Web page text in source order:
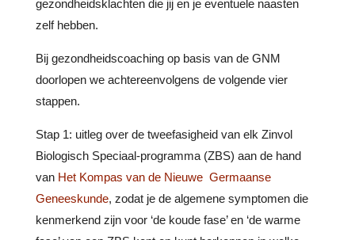
gezondheidsklachten die jij en je eventuele naasten
zelf hebben.
Bij gezondheidscoaching op basis van de GNM
doorlopen we achtereenvolgens de volgende vier
stappen.
Stap 1: uitleg over de tweefasigheid van elk Zinvol
Biologisch Speciaal-programma (ZBS) aan de hand
van Het Kompas van de Nieuwe Germaanse
Geneeskunde, zodat je de algemene symptomen die
kenmerkend zijn voor ‘de koude fase’ en ‘de warme